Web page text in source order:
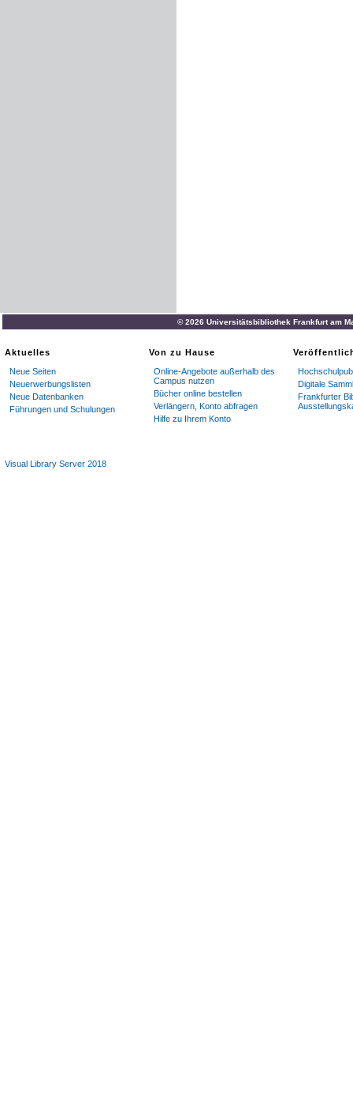
© 2026 Universitätsbibliothek Frankfurt am
Aktuelles
Neue Seiten
Neuerwerbungslisten
Neue Datenbanken
Führungen und Schulungen
Von zu Hause
Online-Angebote außerhalb des
Campus nutzen
Bücher online bestellen
Verlängern, Konto abfragen
Hilfe zu Ihrem Konto
Digitale
Frankfurter
Visual Library Server 2018